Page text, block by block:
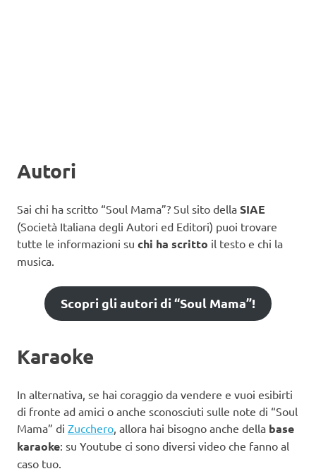
Autori
Sai chi ha scritto “Soul Mama”? Sul sito della SIAE
(Società Italiana degli Autori ed Editori) puoi trovare
tutte le informazioni su chi ha scritto il testo e chi la
musica.
Scopri gli autori di “Soul Mama”!
Karaoke
In alternativa, se hai coraggio da vendere e vuoi esibirti
di fronte ad amici o anche sconosciuti sulle note di “Soul
Mama” di Zucchero, allora hai bisogno anche della base
karaoke: su Youtube ci sono diversi video che fanno al
caso tuo.